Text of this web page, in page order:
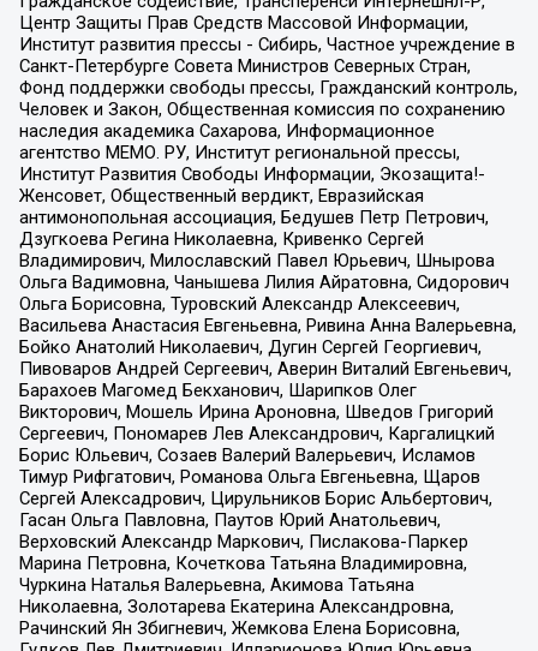
Центр Защиты Прав Средств Массовой Информации,
Институт развития прессы - Сибирь, Частное учреждение в
Санкт-Петербурге Совета Министров Северных Стран,
Фонд поддержки свободы прессы, Гражданский контроль,
Человек и Закон, Общественная комиссия по сохранению
наследия академика Сахарова, Информационное
агентство МЕМО. РУ, Институт региональной прессы,
Институт Развития Свободы Информации, Экозащита!-
Женсовет, Общественный вердикт, Евразийская
антимонопольная ассоциация, Бедушев Петр Петрович,
Дзугкоева Регина Николаевна, Кривенко Сергей
Владимирович, Милославский Павел Юрьевич, Шнырова
Ольга Вадимовна, Чанышева Лилия Айратовна, Сидорович
Ольга Борисовна, Туровский Александр Алексеевич,
Васильева Анастасия Евгеньевна, Ривина Анна Валерьевна,
Бойко Анатолий Николаевич, Дугин Сергей Георгиевич,
Пивоваров Андрей Сергеевич, Аверин Виталий Евгеньевич,
Барахоев Магомед Бекханович, Шарипков Олег
Викторович, Мошель Ирина Ароновна, Шведов Григорий
Сергеевич, Пономарев Лев Александрович, Каргалицкий
Борис Юльевич, Созаев Валерий Валерьевич, Исламов
Тимур Рифгатович, Романова Ольга Евгеньевна, Щаров
Сергей Алексадрович, Цирульников Борис Альбертович,
Гасан Ольга Павловна, Паутов Юрий Анатольевич,
Верховский Александр Маркович, Пислакова-Паркер
Марина Петровна, Кочеткова Татьяна Владимировна,
Чуркина Наталья Валерьевна, Акимова Татьяна
Николаевна, Золотарева Екатерина Александровна,
Рачинский Ян Збигневич, Жемкова Елена Борисовна,